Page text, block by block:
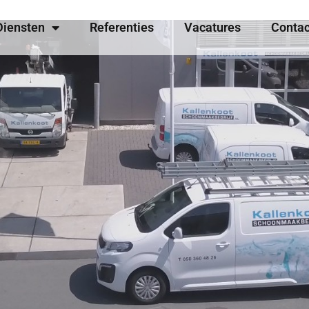
Referenties Vacatures